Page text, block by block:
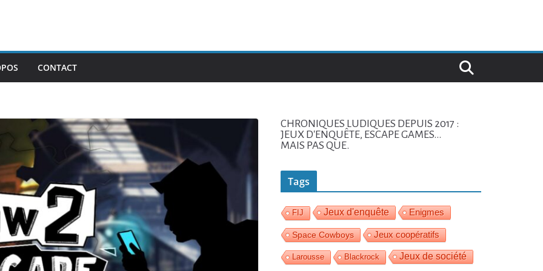
CONTACT
CHRONIQUES LUDIQUES DEPUIS 2017 :
JEUX D'ENQUÊTE, ESCAPE GAMES...
MAIS PAS QUE.
Tags
FIJ Jeux d'enquête Enigmes
Space Cowboys Jeux coopératifs
Larousse Blackrock Jeux de société